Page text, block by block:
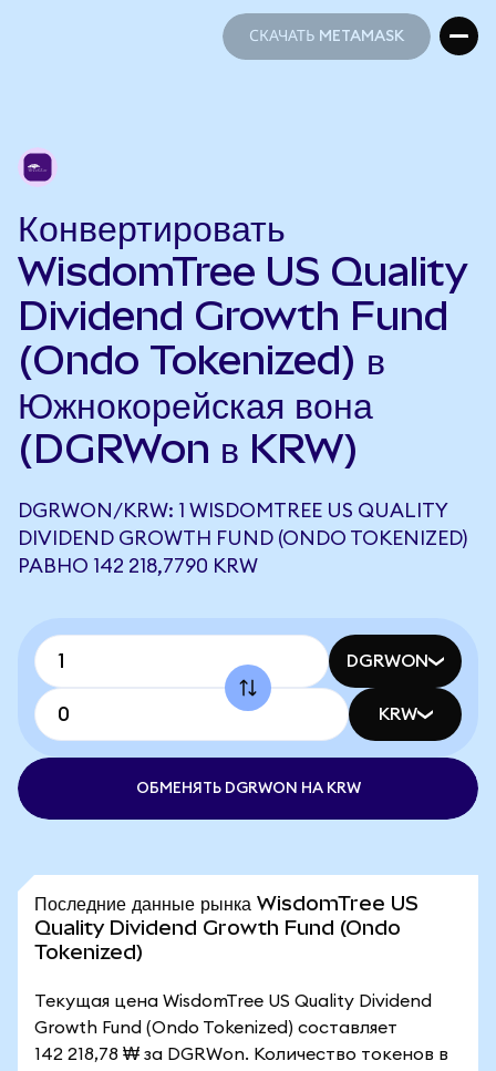
СКАЧАТЬ METAMASK
Конвертировать
WisdomTree US Quality
Dividend Growth Fund
(Ondo Tokenized) в
Южнокорейская вона
(DGRWon в KRW)
DGRWON/KRW: 1 WISDOMTREE US QUALITY
DIVIDEND GROWTH FUND (ONDO TOKENIZED)
РАВНО 142 218,7790 KRW
DGRWON
KRW
ОБМЕНЯТЬ DGRWON НА KRW
Последние данные рынка WisdomTree US
Quality Dividend Growth Fund (Ondo
Tokenized)
Текущая цена WisdomTree US Quality Dividend
Growth Fund (Ondo Tokenized) составляет
142 218,78 ₩ за DGRWon. Количество токенов в